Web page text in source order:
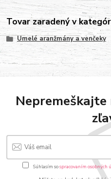
Tovar zaradený v
Umelé aranžmány a venčeky
Nepremeškajte
Súhlasím sospracovaním osobných